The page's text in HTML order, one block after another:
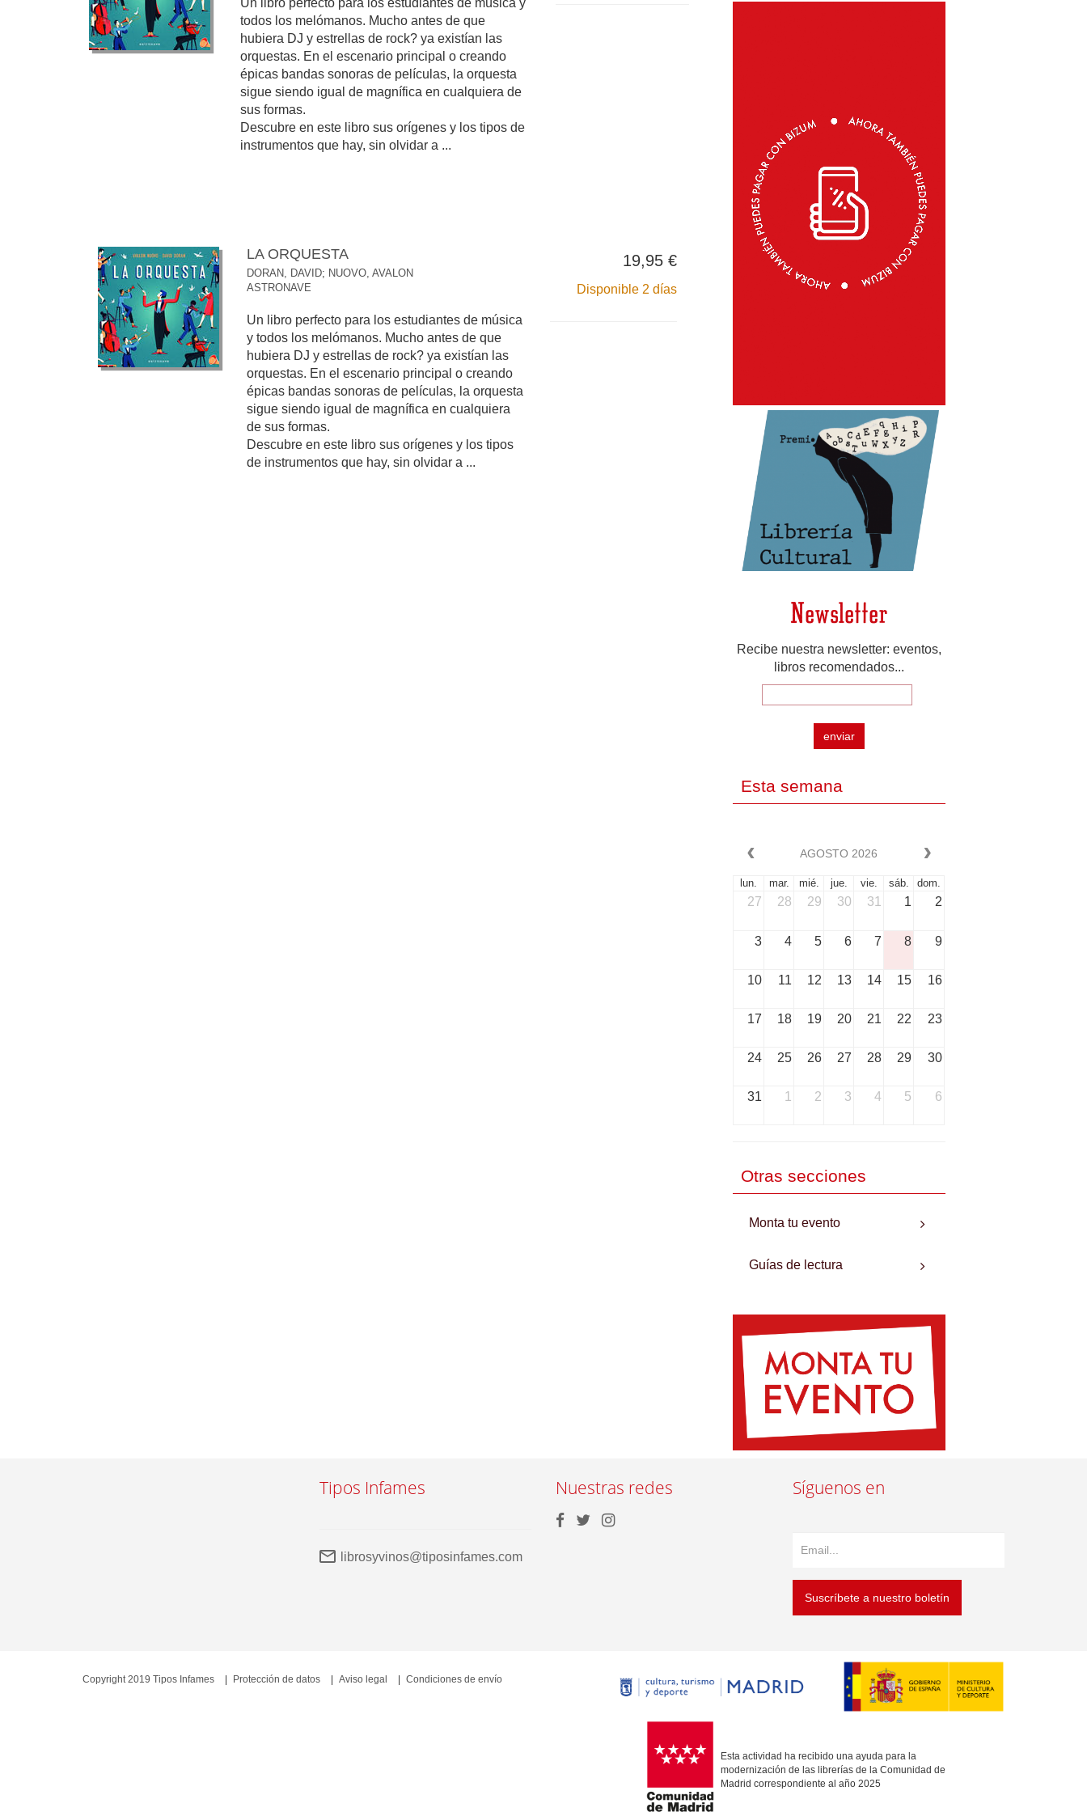
Un libro perfecto para los estudiantes de música y
todos los melómanos. Mucho antes de que
hubiera DJ y estrellas de rock? ya existían las
orquestas. En el escenario principal o creando
épicas bandas sonoras de películas, la orquesta
sigue siendo igual de magnífica en cualquiera de
sus formas.
Descubre en este libro sus orígenes y los tipos de
instrumentos que hay, sin olvidar a ...
LA ORQUESTA
DORAN, DAVID; NUOVO, AVALON
ASTRONAVE
Un libro perfecto para los estudiantes de música
y todos los melómanos. Mucho antes de que
hubiera DJ y estrellas de rock? ya existían las
orquestas. En el escenario principal o creando
épicas bandas sonoras de películas, la orquesta
sigue siendo igual de magnífica en cualquiera
de sus formas.
Descubre en este libro sus orígenes y los tipos
de instrumentos que hay, sin olvidar a ...
19,95 €
Disponible 2 días
Newsletter
Recibe nuestra newsletter: eventos,
libros recomendados...
enviar
Esta semana
AGOSTO 2026
lun. mar. mié. jue. vie. sáb. dom.
27 28 29 30 31 1 2
3 4 5 6 7 8 9
10 11 12 13 14 15 16
17 18 19 20 21 22 23
24 25 26 27 28 29 30
31 1 2 3 4 5 6
Otras secciones
Monta tu evento
Guías de lectura
Tipos Infames
librosyvinos@tiposinfames.com
Nuestras redes Síguenos en
Suscríbete a nuestro boletín
Esta actividad ha recibido una ayuda para la
modernización de las librerías de la Comunidad de
Madrid correspondiente al año 2025
Copyright 2019 Tipos Infames Protección de datos Aviso legal Condiciones de envío